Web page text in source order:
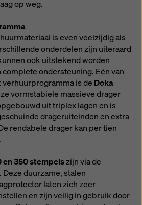
op weg.
is even veelzijdig als
onderdelen zijn uiteraard
ook uitstekend worden
ondersteuning. Eén van
is de Doka
vormstabiele massieve drager
uit triplex lagen en is
drageruiteinden en extra
rendabele drager kan per tien
en 350 stempelszijn via de
duurzame, stalen
laten zich zeer
en zijn veilig in gebruik door